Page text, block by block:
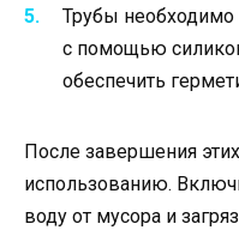
Трубы необходимо
с помощью
обеспечить
После завершения
использованию.
воду от мусора и